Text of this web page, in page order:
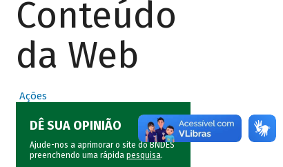
Conteúdo
da Web
Ações
DÊ SUA OPINIÃO
Ajude-nos a aprimorar o site do BNDES
preenchendo uma rápida pesquisa.